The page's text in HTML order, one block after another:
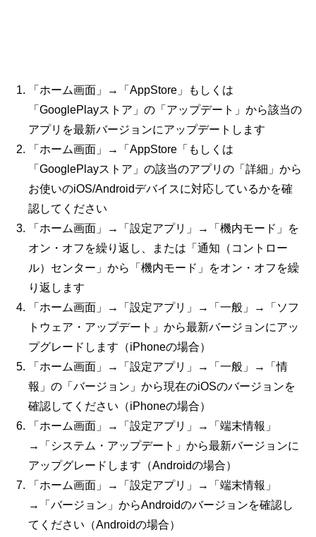
「ホーム画面」→「 AppStore 」もしくは
「 GooglePlayストア」の「アップデート」から該当の
アプリを最新バージョンにアップデートします
「ホーム画面」→「 AppStore 「もしくは
「 GooglePlayストア」の該当のアプリの「詳細」から
お使いのiOS/Androidデバイスに対応しているかを確
認してください
「ホーム画面」→「設定アプリ」→「機内モード」を
オン・オフを繰り返し、または「通知（コントロー
ル）センター」から「機内モード」をオン・オフを繰
り返します
「ホーム画面」→「設定アプリ」→「一般」→「ソフ
トウェア・アップデート」から最新バージョンにアッ
プグレードします（iPhoneの場合）
「ホーム画面」→「設定アプリ」→「一般」→「情
報」の「バージョン」から現在のiOSのバージョンを
確認してください（iPhoneの場合）
「ホーム画面」→「設定アプリ」→「端末情報」
→「システム・アップデート」から最新バージョンに
アップグレードします（Androidの場合）
「ホーム画面」→「設定アプリ」→「端末情報」
→「バージョン」からAndroidのバージョンを確認し
てください（Androidの場合）